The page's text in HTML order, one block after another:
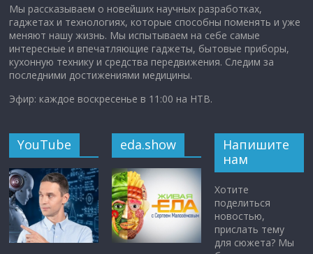
Мы рассказываем о новейших научных разработках,
гаджетах и технологиях, которые способны поменять и уже
меняют нашу жизнь. Мы испытываем на себе самые
интересные и впечатляющие гаджеты, бытовые приборы,
кухонную технику и средства передвижения. Следим за
последними достижениями медицины.
Эфир: каждое воскресенье в 11:00 на НТВ.
YouTube eda.show
Напишите
нам
Хотите
поделиться
новостью,
прислать тему
для сюжета? Мы